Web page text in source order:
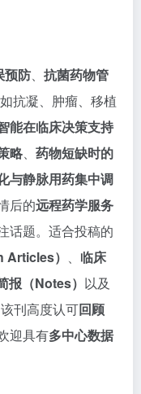
预防、 抗菌药物管
如抗凝、肿瘤、移植
能在临床决策支持
略、 药物短缺时的
与静脉用药集中调
后的远程药学服务
话题。适合投稿的
Articles） 、 临床
报（Notes） 以及
刊高度认可回顾
迎具有多中心数据